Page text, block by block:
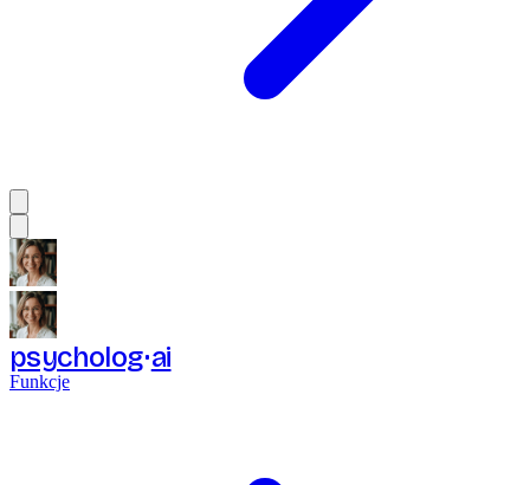
psycholog ai
Funkcje